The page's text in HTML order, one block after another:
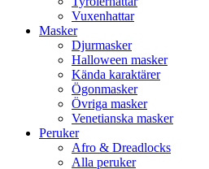
Vuxenhattar
Masker
Djurmasker
Halloween masker
Kända karaktärer
Ögonmasker
Övriga masker
Venetianska masker
Peruker
Afro & Dreadlocks
Alla peruker